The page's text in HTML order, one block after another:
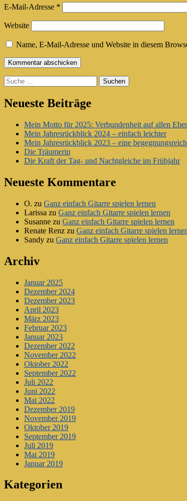
E-Mail-Adresse *
Website
Name, E-Mail-Adresse und Website in diesem
Suche
Neueste Beiträge
Mein Motto für 2025: Verbundenheit auf allen
Mein Jahresrückblick 2024 – einfach leichter
Mein Jahresrückblick 2023 – eine
Die Träumerin
Die Kraft der Tag- und Nachtgleiche im Frühjahr
Neueste Kommentare
O. zu Ganz einfach Gitarre spielen lernen
Larissa zu Ganz einfach Gitarre spielen lernen
Susanne zu Ganz einfach Gitarre spielen lernen
Renate Renz zu Ganz einfach Gitarre spielen
Sandy zu Ganz einfach Gitarre spielen lernen
Archiv
Januar 2025
Dezember 2024
Dezember 2023
April 2023
März 2023
Februar 2023
Januar 2023
Dezember 2022
November 2022
Oktober 2022
September 2022
Juli 2022
Juni 2022
Mai 2022
Dezember 2019
November 2019
Oktober 2019
September 2019
Juli 2019
Mai 2019
Januar 2019
Kategorien